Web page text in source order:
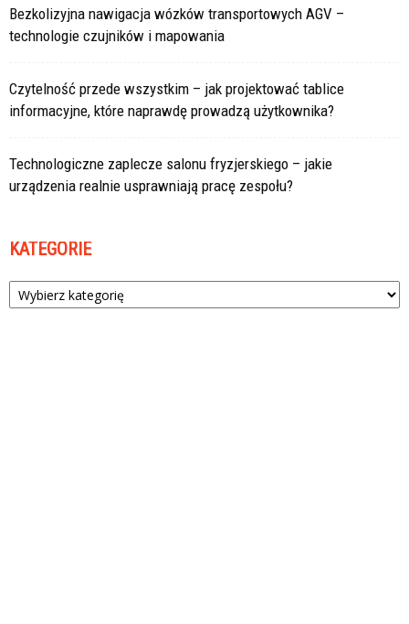
Bezkolizyjna nawigacja wózków transportowych AGV –
technologie czujników i mapowania
Czytelność przede wszystkim – jak projektować tablice
informacyjne, które naprawdę prowadzą użytkownika?
Technologiczne zaplecze salonu fryzjerskiego – jakie
urządzenia realnie usprawniają pracę zespołu?
KATEGORIE
Kategorie